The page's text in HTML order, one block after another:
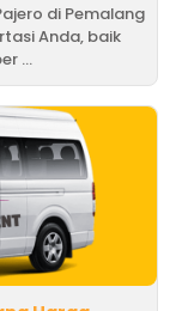
di Pemalang
Anda, baik
...